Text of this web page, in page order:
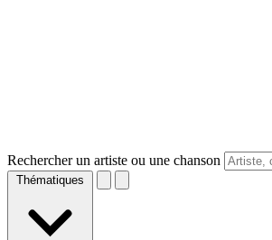
Rechercher un artiste ou une chanson
Thématiques